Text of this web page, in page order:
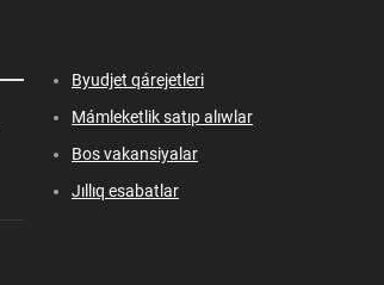
Byudjet qárejetleri
Mámleketlik satıp alıwlar
Bos vakansiyalar
Jıllıq esabatlar